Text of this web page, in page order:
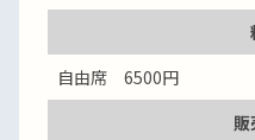
自由席 6500円